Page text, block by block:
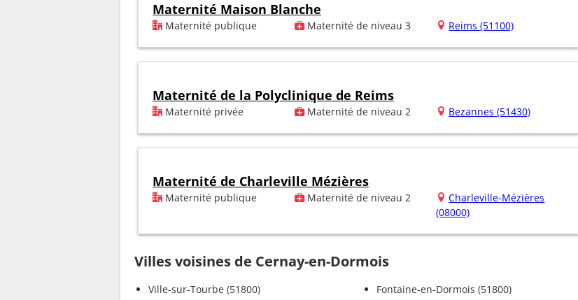
Maternité Maison Blanche
Maternité publique Maternité de niveau 3 Reims (51100)
Maternité de la Polyclinique de Reims
Maternité privée Maternité de niveau 2 Bezannes (51430)
Maternité de Charleville Mézières
Maternité publique Maternité de niveau 2
Charleville-Mézières
(08000)
Villes voisines de Cernay-en-Dormois
Ville-sur-Tourbe (51800)
Fontaine-en-Dormois (51800)